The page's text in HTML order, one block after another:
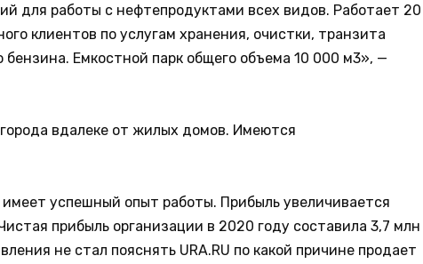
для работы с нефтепродуктами всех видов. Работает 20
клиентов по услугам хранения, очистки, транзита
Емкостной парк общего объема 10 000 м3», —
вдалеке от жилых домов. Имеются
успешный опыт работы. Прибыль увеличивается
прибыль организации в 2020 году составила 3,7 млн
не стал пояснять URA.RU по какой причине продает